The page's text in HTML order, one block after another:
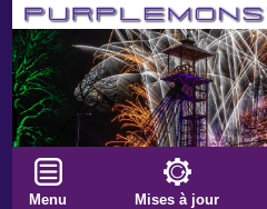
Menu Mises à jour